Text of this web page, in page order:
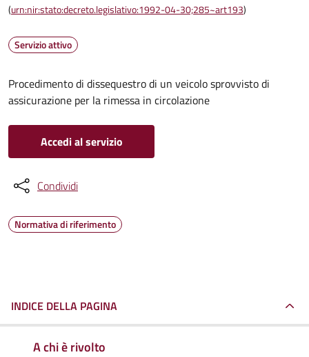
(urn:nir:stato:decreto.legislativo:1992-04-30;285~art193)
Servizio attivo
Procedimento di dissequestro di un veicolo sprovvisto di
assicurazione per la rimessa in circolazione
Accedi al servizio
Condividi
Normativa di riferimento
INDICE DELLA PAGINA
A chi è rivolto